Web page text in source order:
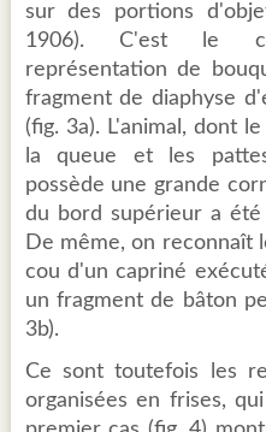
sur des portions
1906). C'est le
représentation de
fragment de diaphyse
(fig. 3a). L'animal, dont
la queue et les
possède une grande
du bord supérieur a
De même, on reconnaît
cou d'un capriné
un fragment de bâton
3b).
Ce sont toutefois les
organisées en frises,